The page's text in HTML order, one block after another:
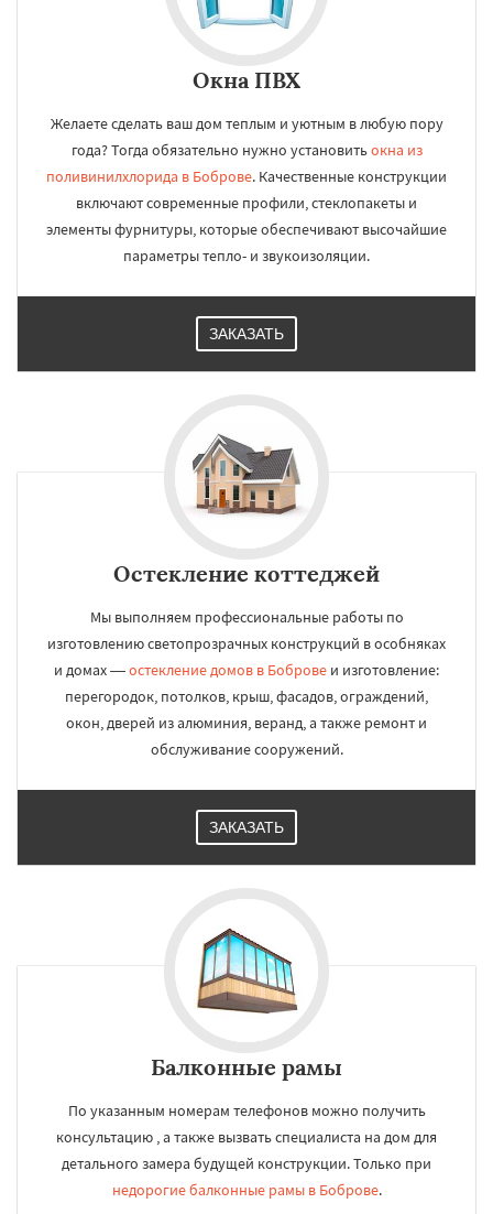
Окна ПВХ
Желаете сделать ваш дом теплым и уютным в любую пору
года? Тогда обязательно нужно установитьокна из
поливинилхлорида в Боброве. Качественные конструкции
включают современные профили, стеклопакеты и
элементы фурнитуры, которые обеспечивают высочайшие
параметры тепло- и звукоизоляции.
ЗАКАЗАТЬ
Остекление коттеджей
Мы выполняем профессиональные работы по
изготовлению светопрозрачных конструкций в особняках
и домах —остекление домов в Боброве и изготовление:
перегородок, потолков, крыш, фасадов, ограждений,
окон, дверей из алюминия, веранд, а также ремонт и
обслуживание сооружений.
ЗАКАЗАТЬ
Балконные рамы
По указанным номерам телефонов можно получить
консультацию , а также вызвать специалиста на дом для
детального замера будущей конструкции. Только при
недорогие балконные рамы в Боброве.